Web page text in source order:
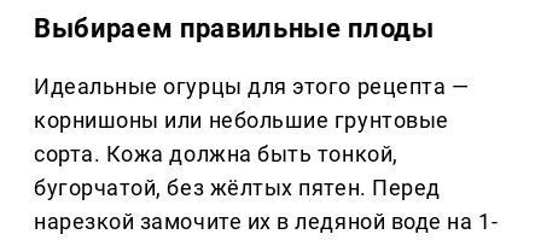
Выбираем правильные плоды
Идеальные огурцы для этого рецепта —
корнишоны или небольшие грунтовые
сорта. Кожа должна быть тонкой,
бугорчатой, без жёлтых пятен. Перед
нарезкой замочите их в ледяной воде на 1-